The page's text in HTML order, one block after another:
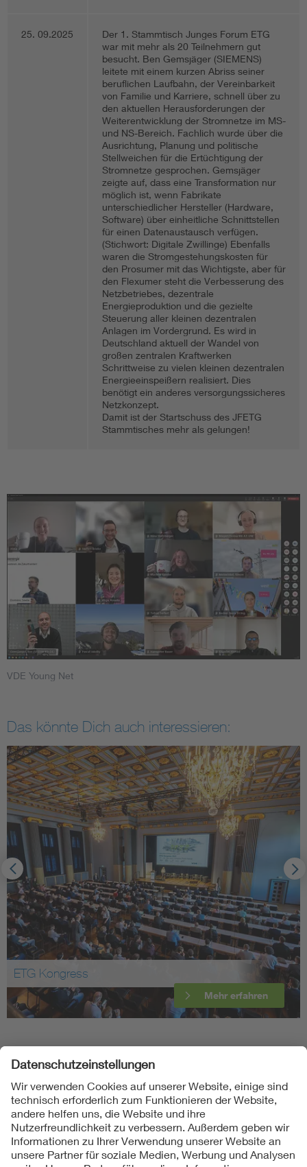
25. 09.2025
Der 1. Stammtisch Junges Forum ETG
war mit mehr als 20 Teilnehmern gut
besucht. Ben Gemsjäger (SIEMENS)
leitete mit einem kurzen Abriss seiner
beruflichen Laufbahn, der Vereinbarkeit
von Familie und Karriere, schnell über zu
den aktuellen Herausforderungen der
Weiterentwicklung der Stromnetze im MS-
und NS-Bereich. Fachlich wurde über die
Ausrichtung, Planung und politische
Stellweichen für die Ertüchtigung der
Stromnetze gesprochen. Gemsjäger
zeigte auf, dass eine Transformation nur
möglich ist, wenn Fabrikate
unterschiedlicher Hersteller (Hardware,
Software) über einheitliche Schnittstellen
für einen Datenaustausch verfügen.
(Stichwort: Digitale Zwillinge) Ebenfalls
waren die Stromgestehungskosten für
den Prosumer mit das Wichtigste, aber für
den Flexumer steht die Verbesserung des
Netzbetriebes, dezentrale
Energieproduktion und die gezielte
Steuerung aller kleinen dezentralen
Anlagen im Vordergrund. Es wird in
Deutschland aktuell der Wandel von
großen zentralen Kraftwerken
Schrittweise zu vielen kleinen dezentralen
Energieeinspeißern realisiert. Dies
benötigt ein anderes versorgungssicheres
Netzkonzept.
Damit ist der Startschuss des JFETG
Stammtisches mehr als gelungen!
VDE Young Net
Das könnte Dich auch interessieren:
ETG Kongress
Mehr erfahren
Folgen Sie uns